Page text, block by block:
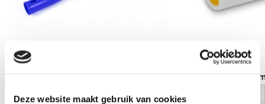
Deze website maakt gebruik van cookies
VEBA verfrol 10